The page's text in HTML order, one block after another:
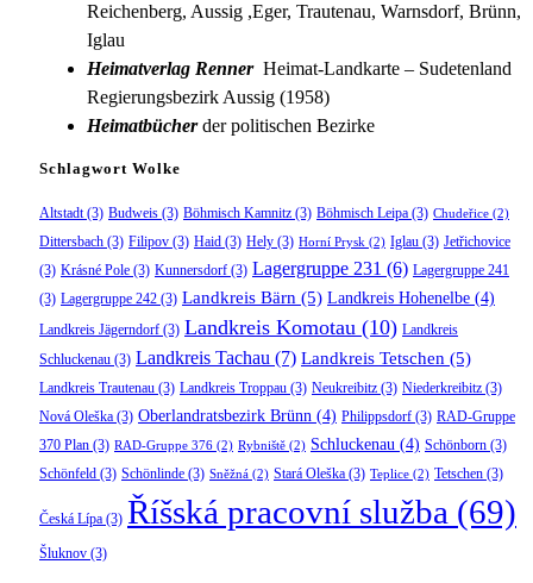
Reichenberg, Aussig ,Eger, Trautenau, Warnsdorf, Brünn,
Iglau
Heimatverlag Renner Heimat-Landkarte – Sudetenland
Regierungsbezirk Aussig (1958)
Heimatbücherder politischen Bezirke
Schlagwort Wolke
Altstadt (3) Budweis (3) Böhmisch Kamnitz (3) Böhmisch Leipa (3) Chudeřice (2)
Dittersbach (3) Filipov (3) Haid (3) Hely (3) Horní Prysk (2) Iglau (3) Jetřichovice
(3) Krásné Pole (3) Kunnersdorf (3) Lagergruppe 231 (6) Lagergruppe 241
(3) Lagergruppe 242 (3) Landkreis Bärn (5) Landkreis Hohenelbe (4)
Landkreis Jägerndorf (3) Landkreis Komotau (10) Landkreis
Schluckenau (3) Landkreis Tachau (7) Landkreis Tetschen (5)
Landkreis Trautenau (3) Landkreis Troppau (3) Neukreibitz (3) Niederkreibitz (3)
Nová Oleška (3) Oberlandratsbezirk Brünn (4) Philippsdorf (3) RAD-Gruppe
370 Plan (3) RAD-Gruppe 376 (2) Rybniště (2) Schluckenau (4) Schönborn (3)
Schönfeld (3) Schönlinde (3) Sněžná (2) Stará Oleška (3) Teplice (2) Tetschen (3)
Česká Lípa (3) Říšská pracovní služba (69)
Šluknov (3)